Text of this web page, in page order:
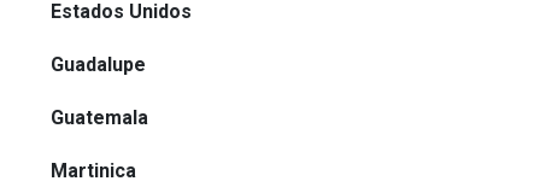
Estados Unidos
Guadalupe
Guatemala
Martinica